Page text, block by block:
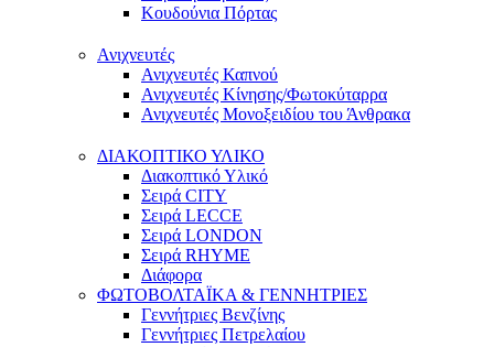
Κουδούνια Πόρτας
Ανιχνευτές
Ανιχνευτές Καπνού
Ανιχνευτές Κίνησης/Φωτοκύταρρα
Ανιχνευτές Μονοξειδίου του Άνθρακα
ΔΙΑΚΟΠΤΙΚΟ ΥΛΙΚΟ
Διακοπτικό Υλικό
Σειρά CITY
Σειρά LECCE
Σειρά LONDON
Σειρά RHYME
Διάφορα
ΦΩΤΟΒΟΛΤΑΪΚΑ & ΓΕΝΝΗΤΡΙΕΣ
Γεννήτριες Βενζίνης
Γεννήτριες Πετρελαίου